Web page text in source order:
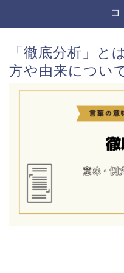
コ
「徹底分析」と
方や由来につい